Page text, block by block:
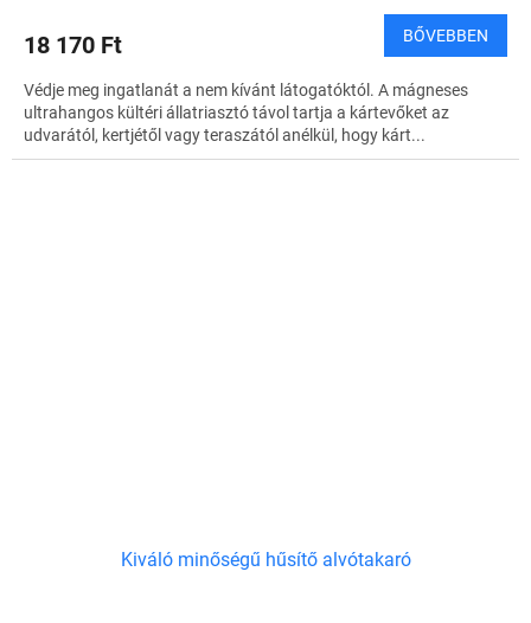
18 170 Ft BŐVEBBEN
Védje meg ingatlanát a nem kívánt látogatóktól. A mágneses
ultrahangos kültéri állatriasztó távol tartja a kártevőket az
udvarától, kertjétől vagy teraszától anélkül, hogy kárt...
Kiváló minőségű hűsítő alvótakaró